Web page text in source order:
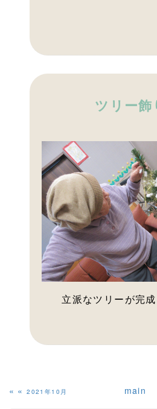
ツリー飾
立派なツリーが完成
«2021年10月 main